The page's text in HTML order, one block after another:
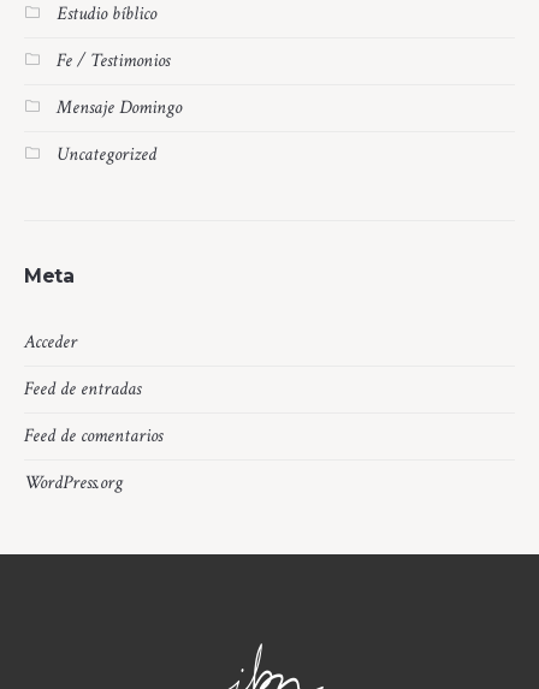
Estudio bíblico
Fe / Testimonios
Mensaje Domingo
Uncategorized
Meta
Acceder
Feed de entradas
Feed de comentarios
WordPress.org